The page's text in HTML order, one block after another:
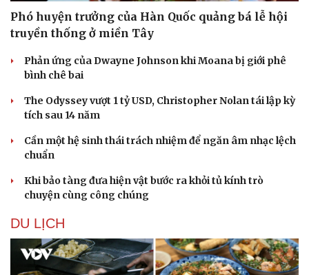
Phó huyện trưởng của Hàn Quốc quảng bá lễ hội
truyền thống ở miền Tây
Phản ứng của Dwayne Johnson khi Moana bị giới phê
bình chê bai
The Odyssey vượt 1 tỷ USD, Christopher Nolan tái lập kỳ
tích sau 14 năm
Cần một hệ sinh thái trách nhiệm để ngăn âm nhạc lệch
chuẩn
Khi bảo tàng đưa hiện vật bước ra khỏi tủ kính trò
chuyện cùng công chúng
DU LỊCH